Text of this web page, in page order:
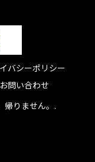
バシーポリシー
お問い合わせ
帰りません。.